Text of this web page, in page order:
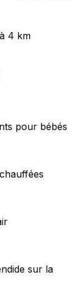
4 km
pour bébés
sur la